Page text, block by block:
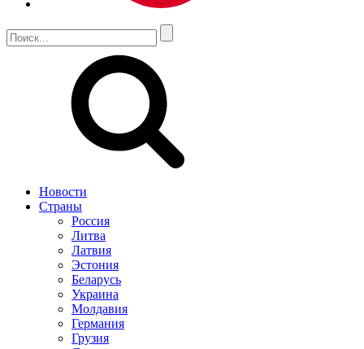
Новости
Страны
Россия
Литва
Латвия
Эстония
Беларусь
Украина
Молдавия
Германия
Грузия